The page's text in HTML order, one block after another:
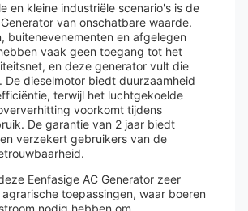
en kleine industriële scenario's is de
van onschatbare waarde.
buitenevenementen en afgelegen
vaak geen toegang tot het
en deze generator vult die
De dieselmotor biedt duurzaamheid
terwijl het luchtgekoelde
voorkomt tijdens
De garantie van 2 jaar biedt
verzekert gebruikers van de
Eenfasige AC Generator zeer
toepassingen, waar boeren
nodig hebben om